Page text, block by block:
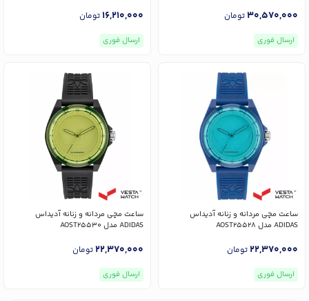
30,570,000تومان
ارسال فوری
16,210,000تومان
ارسال فوری
ساعت مچی مردانه و زنانه آدیداس
ADIDAS مدل AOST25528
22,370,000تومان
ارسال فوری
ساعت مچی مردانه و زنانه آدیداس
ADIDAS مدل AOST25530
22,370,000تومان
ارسال فوری